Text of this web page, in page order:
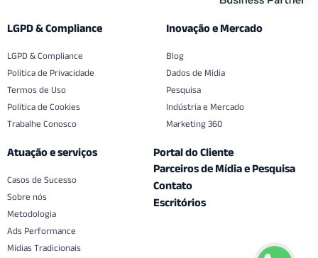
LGPD & Compliance
LGPD & Compliance
Politica de Privacidade
Termos de Uso
Política de Cookies
Trabalhe Conosco
Inovação e Mercado
Blog
Dados de Mídia
Pesquisa
Indústria e Mercado
Marketing 360
Atuação e serviços
Casos de Sucesso
Sobre nós
Metodologia
Ads Performance
Mídias Tradicionais
Portal do Cliente
Parceiros de Mídia e Pesquisa
Contato
Escritórios